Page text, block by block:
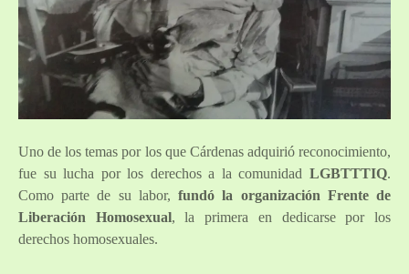
Uno de los temas por los que Cárdenas adquirió reconocimiento,
fue su lucha por los derechos a la comunidad LGBTTTIQ.
Como parte de su labor,fundó la organización Frente de
Liberación Homosexual, la primera en dedicarse por los
derechos homosexuales.